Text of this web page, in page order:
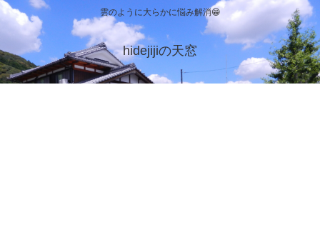
雲のように大らかに悩み解消😁
hidejijiの天窓